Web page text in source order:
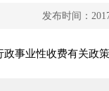
发布时间：
政事业性收费有关政